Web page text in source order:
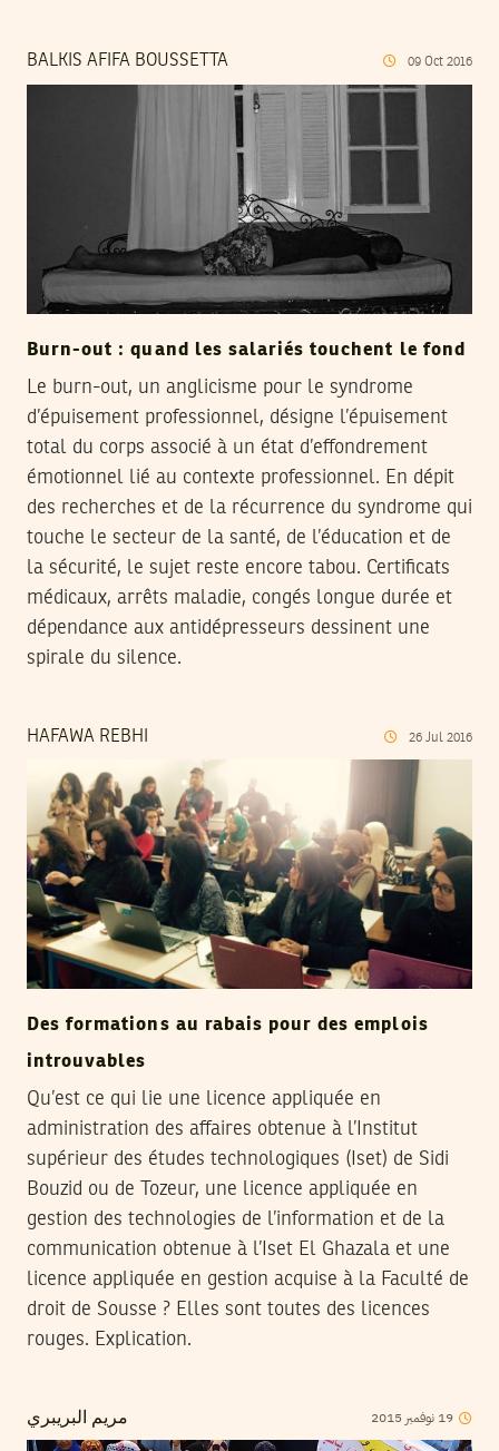
BALKIS AFIFA BOUSSETTA 09 Oct 2016
Burn-out : quand les salariés touchent le fond
Le burn-out, un anglicisme pour le syndrome
d’épuisement professionnel, désigne l’épuisement
total du corps associé à un état d’effondrement
émotionnel lié au contexte professionnel. En dépit
des recherches et de la récurrence du syndrome qui
touche le secteur de la santé, de l’éducation et de
la sécurité, le sujet reste encore tabou. Certificats
médicaux, arrêts maladie, congés longue durée et
dépendance aux antidépresseurs dessinent une
spirale du silence.
HAFAWA REBHI 26 Jul 2016
Des formations au rabais pour des emplois
introuvables
Qu’est ce qui lie une licence appliquée en
administration des affaires obtenue à l’Institut
supérieur des études technologiques (Iset) de Sidi
Bouzid ou de Tozeur, une licence appliquée en
gestion des technologies de l’information et de la
communication obtenue à l’Iset El Ghazala et une
licence appliquée en gestion acquise à la Faculté de
droit de Sousse ? Elles sont toutes des licences
rouges. Explication.
مريم البريبري 19 نوفمبر 2015